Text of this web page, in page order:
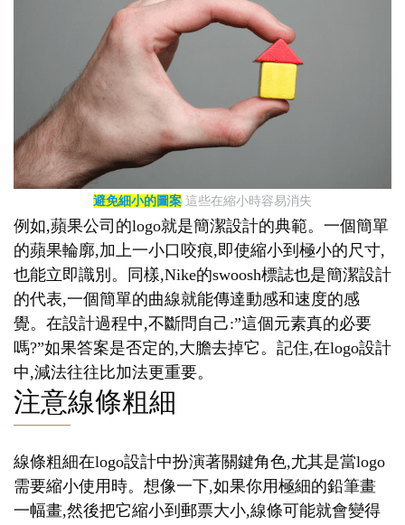
避免細小的圖案 這些在縮小時容易消失
例如,蘋果公司的logo就是簡潔設計的典範。一個簡單
的蘋果輪廓,加上一小口咬痕,即使縮小到極小的尺寸,
也能立即識別。同樣,Nike的swoosh標誌也是簡潔設計
的代表,一個簡單的曲線就能傳達動感和速度的感
覺。在設計過程中,不斷問自己:”這個元素真的必要
嗎?”如果答案是否定的,大膽去掉它。記住,在logo設計
中,減法往往比加法更重要。
注意線條粗細
線條粗細在logo設計中扮演著關鍵角色,尤其是當logo
需要縮小使用時。想像一下,如果你用極細的鉛筆畫
一幅畫,然後把它縮小到郵票大小,線條可能就會變得